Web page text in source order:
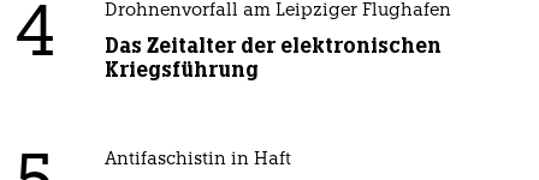
4 Drohnenvorfall am Leipziger Flughafen
Das Zeitalter der elektronischen
Kriegsführung
Antifaschistin in Haft